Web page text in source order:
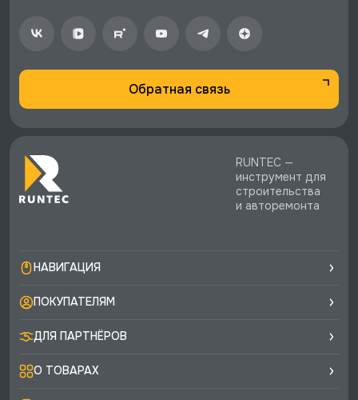
Обратная связь
RUNTEC —
инструмент для
строительства
и авторемонта
НАВИГАЦИЯ
ПОКУПАТЕЛЯМ
ДЛЯ ПАРТНЁРОВ
О ТОВАРАХ